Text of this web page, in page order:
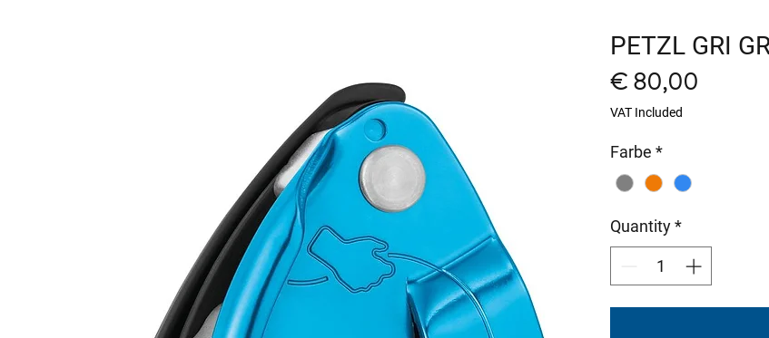
PETZL GRI
€ 80,00
VAT Included
Farbe *
Quantity*